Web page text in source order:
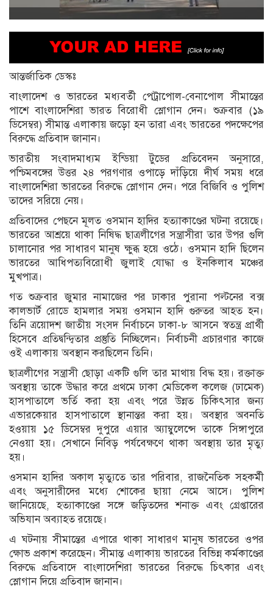
আন্তর্জাতিক ডেস্কঃ
বাংলাদেশ ও ভারতের মধ্যবর্তী পেট্রাপোল-বেনাপোল সীমান্তের
পাশে বাংলাদেশিরা ভারত বিরোধী স্লোগান দেন। শুক্রবার (১৯
ডিসেম্বর) সীমান্ত এলাকায় জড়ো হন তারা এবং ভারতের পদক্ষেপের
বিরুদ্ধে প্রতিবাদ জানান।
ভারতীয় সংবাদমাধ্যম ইন্ডিয়া টুডের প্রতিবেদন অনুসারে,
পশ্চিমবঙ্গের উত্তর ২৪ পরগণার ওপাড়ে দাঁড়িয়ে দীর্ঘ সময় ধরে
বাংলাদেশিরা ভারতের বিরুদ্ধে স্লোগান দেন। পরে বিজিবি ও পুলিশ
তাদের সরিয়ে নেয়।
প্রতিবাদের পেছনে মূলত ওসমান হাদির হত্যাকাণ্ডের ঘটনা রয়েছে।
ভারতের আশ্রয়ে থাকা নিষিদ্ধ ছাত্রলীগের সন্ত্রাসীরা তার উপর গুলি
চালানোর পর সাধারণ মানুষ ক্ষুব্ধ হয়ে ওঠে। ওসমান হাদি ছিলেন
ভারতের আধিপত্যবিরোধী জুলাই যোদ্ধা ও ইনকিলাব মঞ্চের
মুখপাত্র।
গত শুক্রবার জুমার নামাজের পর ঢাকার পুরানা পল্টনের বক্স
কালভার্ট রোডে হামলার সময় ওসমান হাদি গুরুতর আহত হন।
তিনি ত্রয়োদশ জাতীয় সংসদ নির্বাচনে ঢাকা-৮ আসনে স্বতন্ত্র প্রার্থী
হিসেবে প্রতিদ্বন্দ্বিতার প্রস্তুতি নিচ্ছিলেন। নির্বাচনী প্রচারণার কাজে
ওই এলাকায় অবস্থান করছিলেন তিনি।
ছাত্রলীগের সন্ত্রাসী ছোড়া একটি গুলি তার মাথায় বিদ্ধ হয়। রক্তাক্ত
অবস্থায় তাকে উদ্ধার করে প্রথমে ঢাকা মেডিকেল কলেজ (ঢামেক)
হাসপাতালে ভর্তি করা হয় এবং পরে উন্নত চিকিৎসার জন্য
এভারকেয়ার হাসপাতালে স্থানান্তর করা হয়। অবস্থার অবনতি
হওয়ায় ১৫ ডিসেম্বর দুপুরে এয়ার অ্যাম্বুলেন্সে তাকে সিঙ্গাপুরে
নেওয়া হয়। সেখানে নিবিড় পর্যবেক্ষণে থাকা অবস্থায় তার মৃত্যু
হয়।
ওসমান হাদির অকাল মৃত্যুতে তার পরিবার, রাজনৈতিক সহকর্মী
এবং অনুসারীদের মধ্যে শোকের ছায়া নেমে আসে। পুলিশ
জানিয়েছে, হত্যাকাণ্ডের সঙ্গে জড়িতদের শনাক্ত এবং গ্রেপ্তারের
অভিযান অব্যাহত রয়েছে।
এ ঘটনায় সীমান্তের এপারে থাকা সাধারণ মানুষ ভারতের ওপর
ক্ষোভ প্রকাশ করেছেন। সীমান্ত এলাকায় ভারতের বিভিন্ন কর্মকাণ্ডের
বিরুদ্ধে প্রতিবাদে বাংলাদেশিরা ভারতের বিরুদ্ধে চিৎকার এবং
স্লোগান দিয়ে প্রতিবাদ জানান।